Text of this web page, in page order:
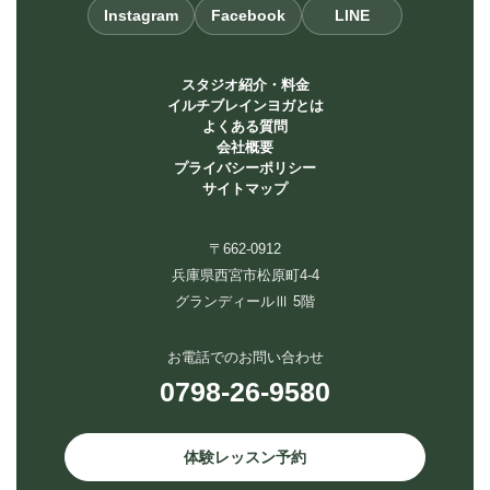
Instagram Facebook LINE
スタジオ紹介・料金
イルチブレインヨガとは
よくある質問
会社概要
プライバシーポリシー
サイトマップ
〒662-0912
兵庫県西宮市松原町4-4
グランディールⅢ 5階
お電話でのお問い合わせ
0798-26-9580
体験レッスン予約